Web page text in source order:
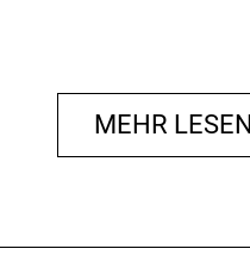
II 52x36
MEHR LESEN